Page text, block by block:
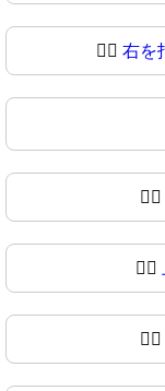
👉🏿 右を
👆🏻
👆🏼
👆🏽